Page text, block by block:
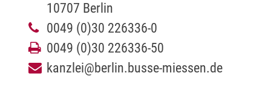
10707 Berlin
0049 (0)30 226336-0
0049 (0)30 226336-50
kanzlei@berlin.busse-miessen.de